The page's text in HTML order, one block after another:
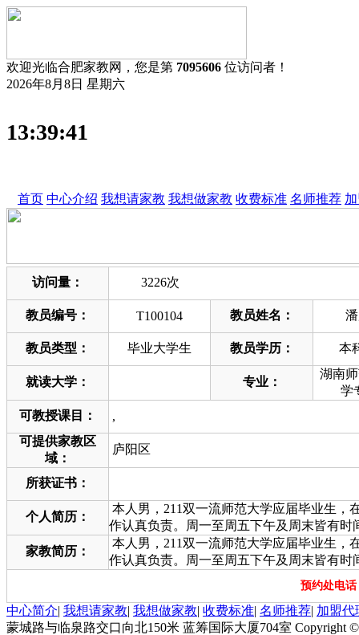
欢迎光临合肥家教网，您是第 7095606 位访问者！
2026年8月8日 星期六
13:39:41
首页 中心介绍 我想请家教 我想做家教 收费标准 名师推荐
访问量： 3226次
教员编号： T100104 教员姓名：
教员类型： 毕业大学生 教员学历： 本
就读大学： 专业：
湖南
学
可教授课目：
,
可提供家教区
域：
庐阳区
所获证书：
个人简历：
本人男，211双一流师范大学应届毕业生，
作认真负责。周一至周五下午及周末皆有
家教简历：
本人男，211双一流师范大学应届毕业生，
作认真负责。周一至周五下午及周末皆有
预约处电话
中心简介| 我想请家教| 我想做家教| 收费标准| 名师推荐| 加盟代
蒙城路与临泉路交口向北150米 蓝筹国际大厦704室 Copyright